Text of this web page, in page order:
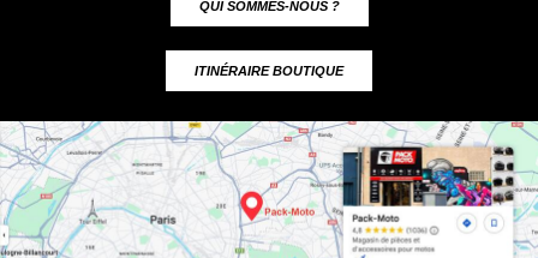
QUI SOMMES-NOUS ?
ITINÉRAIRE BOUTIQUE